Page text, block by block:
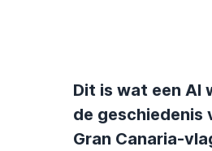
Dit is wat een AI
de geschiedenis
Gran Canaria-